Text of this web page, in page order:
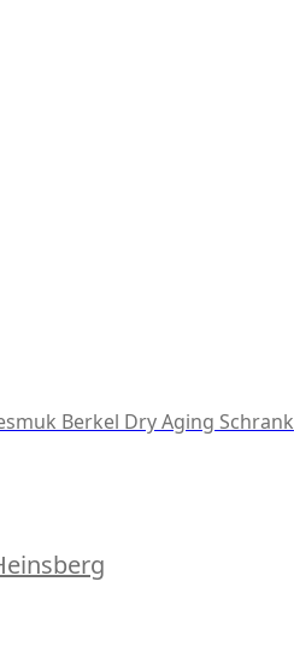
Berkel Dry Aging Schrank